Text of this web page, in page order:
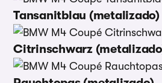
Tansanitblau (metalizado)
Citrinschwarz